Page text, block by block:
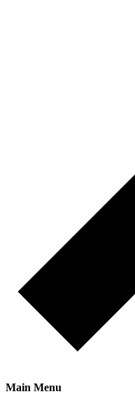
Main Menu